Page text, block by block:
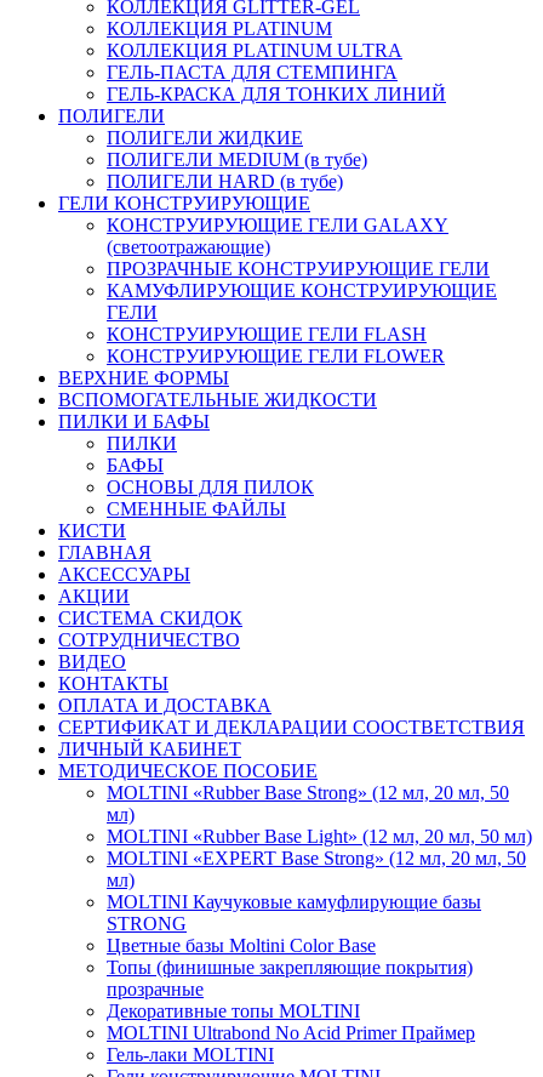
КОЛЛЕКЦИЯ GLITTER-GEL
КОЛЛЕКЦИЯ PLATINUM
КОЛЛЕКЦИЯ PLATINUM ULTRA
ГЕЛЬ-ПАСТА ДЛЯ СТЕМПИНГА
ГЕЛЬ-КРАСКА ДЛЯ ТОНКИХ ЛИНИЙ
ПОЛИГЕЛИ
ПОЛИГЕЛИ ЖИДКИЕ
ПОЛИГЕЛИ MEDIUM (в тубе)
ПОЛИГЕЛИ HARD (в тубе)
ГЕЛИ КОНСТРУИРУЮЩИЕ
КОНСТРУИРУЮЩИЕ ГЕЛИ GALAXY
(светоотражающие)
ПРОЗРАЧНЫЕ КОНСТРУИРУЮЩИЕ ГЕЛИ
КАМУФЛИРУЮЩИЕ КОНСТРУИРУЮЩИЕ
ГЕЛИ
КОНСТРУИРУЮЩИЕ ГЕЛИ FLASH
КОНСТРУИРУЮЩИЕ ГЕЛИ FLOWER
ВЕРХНИЕ ФОРМЫ
ВСПОМОГАТЕЛЬНЫЕ ЖИДКОСТИ
ПИЛКИ И БАФЫ
ПИЛКИ
БАФЫ
ОСНОВЫ ДЛЯ ПИЛОК
СМЕННЫЕ ФАЙЛЫ
КИСТИ
ГЛАВНАЯ
АКСЕССУАРЫ
АКЦИИ
СИСТЕМА СКИДОК
СОТРУДНИЧЕСТВО
ВИДЕО
КОНТАКТЫ
ОПЛАТА И ДОСТАВКА
СЕРТИФИКАТ И ДЕКЛАРАЦИИ СООСТВЕТСТВИЯ
ЛИЧНЫЙ КАБИНЕТ
МЕТОДИЧЕСКОЕ ПОСОБИЕ
MOLTINI «Rubber Base Strong» (12 мл, 20 мл, 50
мл)
MOLTINI «Rubber Base Light» (12 мл, 20 мл, 50 мл)
MOLTINI «EXPERT Base Strong» (12 мл, 20 мл, 50
мл)
MOLTINI Каучуковые камуфлирующие базы
STRONG
Цветные базы Moltini Color Base
Топы (финишные закрепляющие покрытия)
прозрачные
Декоративные топы MOLTINI
MOLTINI Ultrabond No Acid Primer Праймер
Гель-лаки MOLTINI